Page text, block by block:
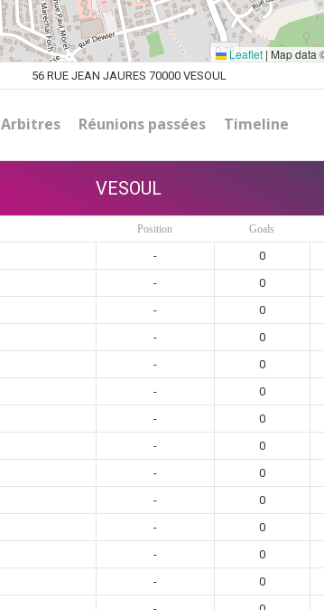
Leaflet | Map data
56 RUE JEAN JAURES 70000 VESOUL
Arbitres Réunions passées Timeline
VESOUL
Position Goals
- 0
- 0
- 0
- 0
- 0
- 0
- 0
- 0
- 0
- 0
- 0
- 0
- 0